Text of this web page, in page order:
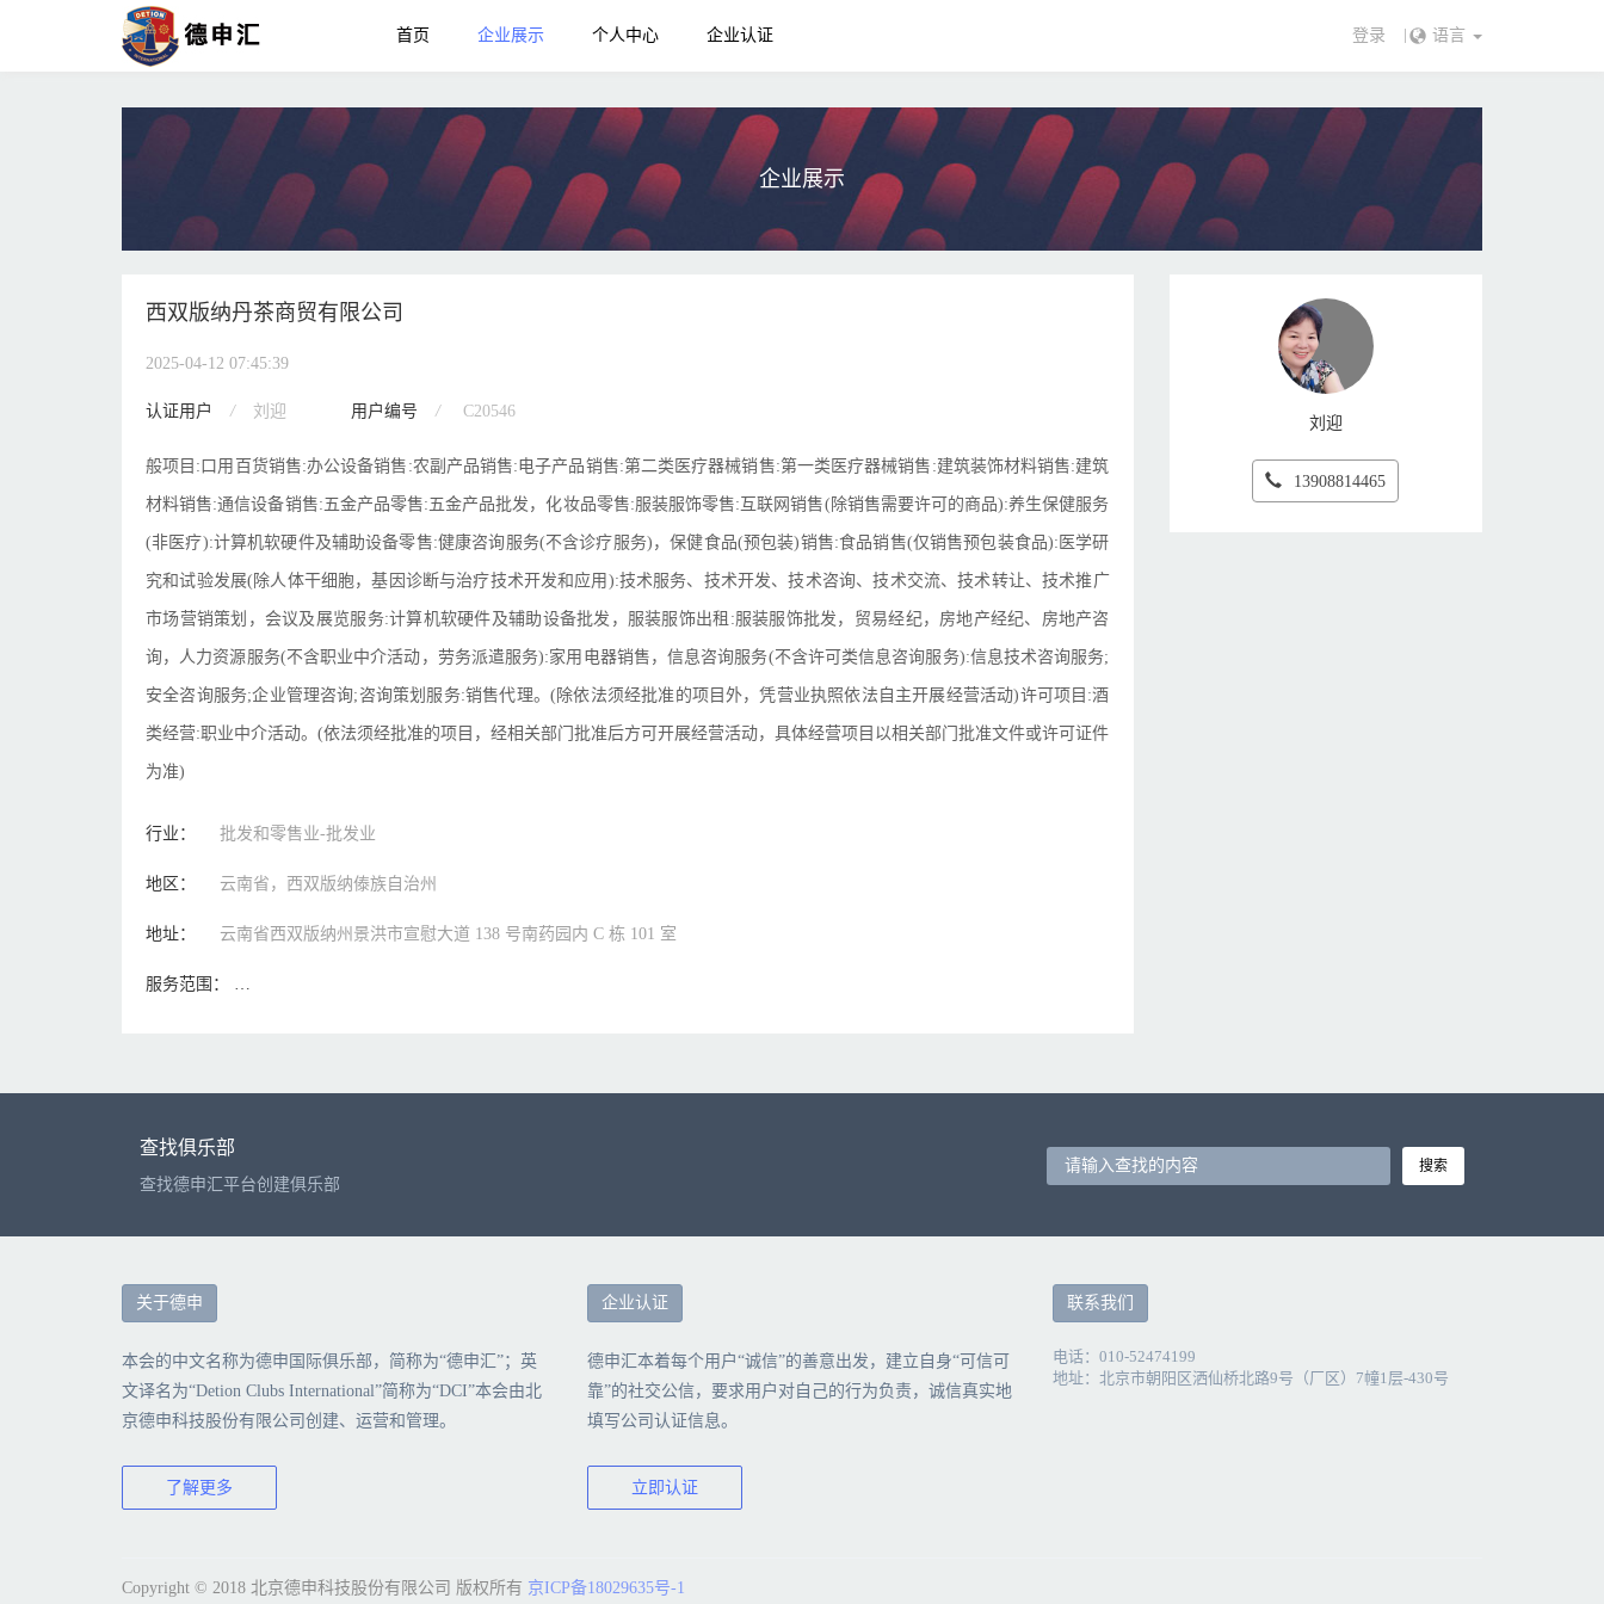
首页 企业展示 个人中心 企业认证 登录 语言
企业展示
刘迎
13908814465
西双版纳丹茶商贸有限公司
2025-04-12 07:45:39
认证用户 / 刘迎 用户编号 / C20546
般项目:口用百货销售:办公设备销售:农副产品销售:电子产品销售:第二类医疗器械销售:第一类医疗器械销售:建筑装饰材料销售:建筑
材料销售:通信设备销售:五金产品零售:五金产品批发，化妆品零售:服装服饰零售:互联网销售(除销售需要许可的商品):养生保健服务
(非医疗):计算机软硬件及辅助设备零售:健康咨询服务(不含诊疗服务)，保健食品(预包装)销售:食品销售(仅销售预包装食品):医学研
究和试验发展(除人体干细胞，基因诊断与治疗技术开发和应用):技术服务、技术开发、技术咨询、技术交流、技术转让、技术推广
市场营销策划，会议及展览服务:计算机软硬件及辅助设备批发，服装服饰出租:服装服饰批发，贸易经纪，房地产经纪、房地产咨
询，人力资源服务(不含职业中介活动，劳务派遣服务):家用电器销售，信息咨询服务(不含许可类信息咨询服务):信息技术咨询服务;
安全咨询服务;企业管理咨询;咨询策划服务:销售代理。(除依法须经批准的项目外，凭营业执照依法自主开展经营活动)许可项目:酒
类经营:职业中介活动。(依法须经批准的项目，经相关部门批准后方可开展经营活动，具体经营项目以相关部门批准文件或许可证件
为准)
行业： 批发和零售业-批发业
地区： 云南省，西双版纳傣族自治州
地址： 云南省西双版纳州景洪市宣慰大道 138 号南药园内 C 栋 101 室
服务范围：
查找俱乐部
查找德申汇平台创建俱乐部
搜索
关于德申
本会的中文名称为德申国际俱乐部，简称为“德申汇”；英
文译名为“Detion Clubs International”简称为“DCI”本会由北
京德申科技股份有限公司创建、运营和管理。
了解更多
企业认证
德申汇本着每个用户“诚信”的善意出发，建立自身“可信可
靠”的社交公信，要求用户对自己的行为负责，诚信真实地
填写公司认证信息。
立即认证
联系我们
电话：010-52474199
地址：北京市朝阳区洒仙桥北路9号（厂区）7幢1层-430号
Copyright © 2018 北京德申科技股份有限公司 版权所有 京ICP备18029635号-1